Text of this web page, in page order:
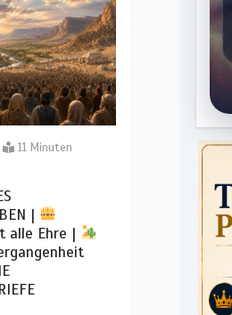
11 Minuten
|
alle Ehre |